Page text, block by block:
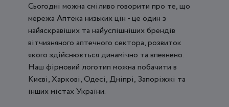
Сьогодні можна сміливо говорити про те, що
мережа Аптека низьких цін - це один з
найяскравіших та найуспішніших брендів
вітчизняного аптечного сектора, розвиток
якого здійснюється динамічно та впевнено.
Наш фірмовий логотип можна побачити в
Києві, Харкові, Одесі, Дніпрі, Запоріжжі та
інших містах України.